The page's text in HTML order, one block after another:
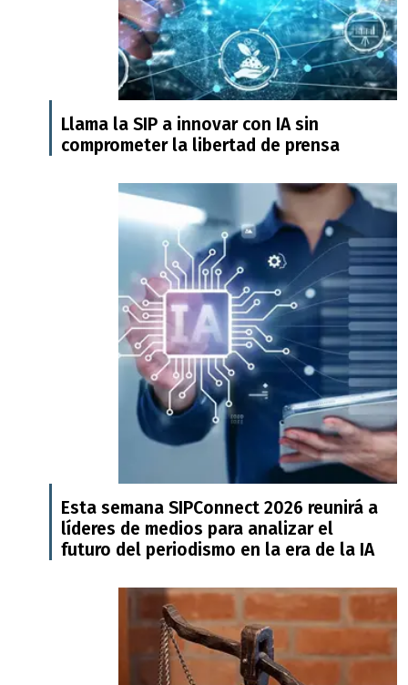
Llama la SIP a innovar con IA sin
comprometer la libertad de prensa
Esta semana SIPConnect 2026 reunirá a
líderes de medios para analizar el
futuro del periodismo en la era de la IA